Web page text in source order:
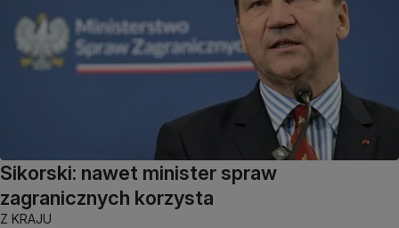
Sikorski: nawet minister spraw
zagranicznych korzysta
Z KRAJU